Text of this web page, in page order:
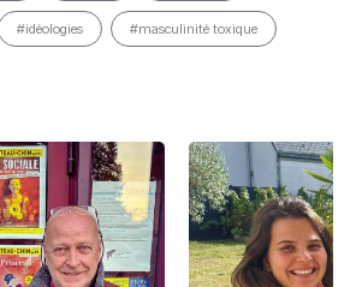
#idéologies #masculinité toxique